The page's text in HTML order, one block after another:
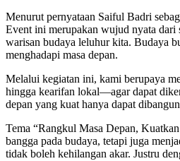
Menurut pernyataan Saiful Badri
Event ini merupakan wujud nyata dari
warisan budaya leluhur kita. Budaya
menghadapi masa depan.
Melalui kegiatan ini, kami berupaya
hingga kearifan lokal—agar dapat
depan yang kuat hanya dapat
Tema “Rangkul Masa Depan,
bangga pada budaya, tetapi juga
tidak boleh kehilangan akar. Justru